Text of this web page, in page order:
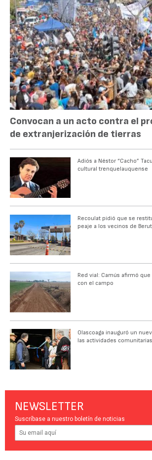
Convocan a un acto contra el
de extranjerización de tierras
Adiós a Néstor “Cacho”
cultural trenquelauquense
Recoulat pidió que se
peaje a los vecinos de
Red vial: Camús afirmó
con el campo
Olascoaga inauguró un
las actividades comunitarias
NEWSLETTER
Suscríbase a nuestro boletín de noticias